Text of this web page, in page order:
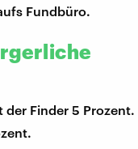
Fundbüro.
Finder 5 Prozent.